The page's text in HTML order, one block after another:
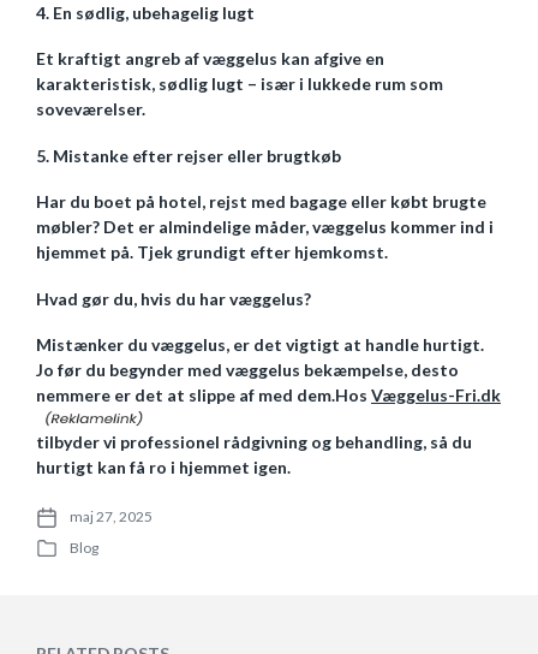
4. En sødlig, ubehagelig lugt
Et kraftigt angreb af væggelus kan afgive en
karakteristisk, sødlig lugt – især i lukkede rum som
soveværelser.
5. Mistanke efter rejser eller brugtkøb
Har du boet på hotel, rejst med bagage eller købt brugte
møbler? Det er almindelige måder, væggelus kommer ind i
hjemmet på. Tjek grundigt efter hjemkomst.
Hvad gør du, hvis du har væggelus?
Mistænker du væggelus, er det vigtigt at handle hurtigt.
Jo før du begynder med væggelus bekæmpelse, desto
nemmere er det at slippe af med dem.Hos Væggelus-Fri.dk
tilbyder vi professionel rådgivning og behandling, så du
hurtigt kan få ro i hjemmet igen.
P
maj 27, 2025
P
Blog